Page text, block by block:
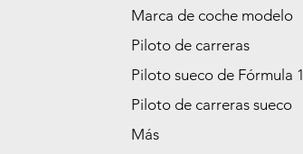
Marca de coche modelo
Piloto de carreras
Piloto sueco de Fórmula 1
Piloto de carreras sueco
Más